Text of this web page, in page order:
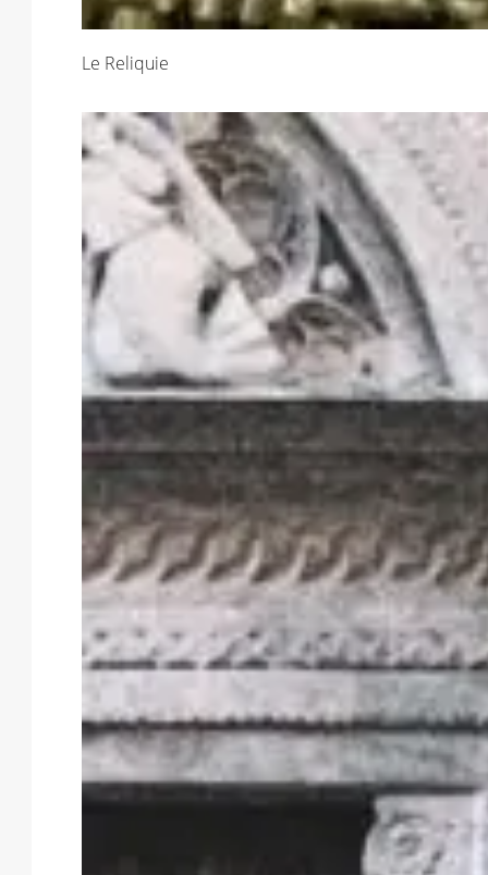
Le Reliquie